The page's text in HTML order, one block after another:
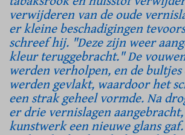
verwijderen van de oude
er kleine beschadigingen
schreef hij. "Deze zijn weer
kleur teruggebracht." De
werden verholpen, en de bultjes
werden gevlakt, waardoor het
een strak geheel vormde. Na
er drie vernislagen
kunstwerk een nieuwe glans gaf.